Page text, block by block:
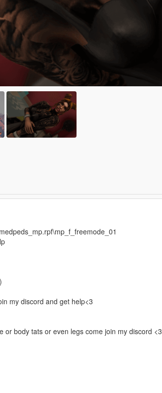
my discord and get help<3
body tats or even legs come join my discord <3